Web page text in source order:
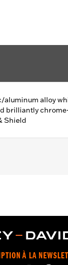
aluminum alloy
brilliantly
Shield
Alloy
clamp
warranty – Go
À LA